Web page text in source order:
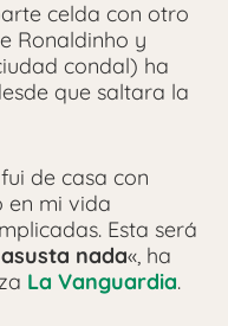
celda con otro
Ronaldinho y
condal) ha
que saltara la
de casa con
en mi vida
Esta será
nada«, ha
La Vanguardia.